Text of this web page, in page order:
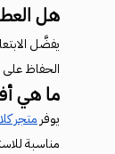
هل
يفضَّل
الحفاظ
ما هي
يوفر متجر
مناسبة